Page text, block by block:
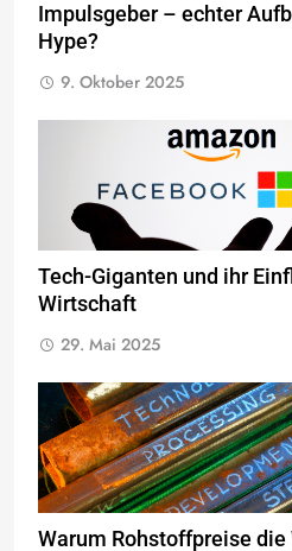
Impulsgeber – echter
Hype?
9. Oktober 2025
Tech-Giganten und ihr
Wirtschaft
29. Mai 2025
Warum Rohstoffpreise